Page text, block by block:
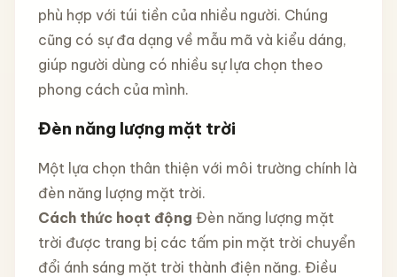
phù hợp với túi tiền của nhiều người. Chúng
cũng có sự đa dạng về mẫu mã và kiểu dáng,
giúp người dùng có nhiều sự lựa chọn theo
phong cách của mình.
Đèn năng lượng mặt trời
Một lựa chọn thân thiện với môi trường chính là
đèn năng lượng mặt trời.
Cách thức hoạt động Đèn năng lượng mặt
trời được trang bị các tấm pin mặt trời chuyển
đổi ánh sáng mặt trời thành điện năng. Điều